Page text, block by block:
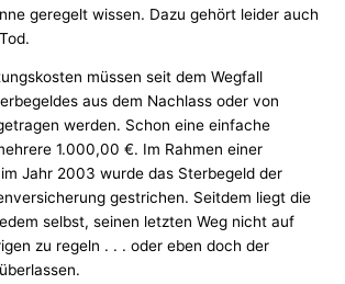
geregelt wissen. Dazu gehört leider auch
müssen seit dem Wegfall
aus dem Nachlass oder von
werden. Schon eine einfache
1.000,00 €. Im Rahmen einer
Jahr 2003 wurde das Sterbegeld der
gestrichen. Seitdem liegt die
selbst, seinen letzten Weg nicht auf
zu regeln . . . oder eben doch der